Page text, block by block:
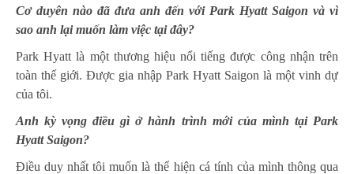
Cơ duyên nào đã đưa anh đến với Park Hyatt Saigon và vì
sao anh lại muốn làm việc tại đây?
Park Hyatt là một thương hiệu nổi tiếng được công nhận trên
toàn thế giới. Được gia nhập Park Hyatt Saigon là một vinh dự
của tôi.
Anh kỳ vọng điều gì ở hành trình mới của mình tại Park
Hyatt Saigon?
Điều duy nhất tôi muốn là thể hiện cá tính của mình thông qua